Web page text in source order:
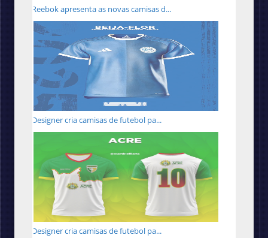
Reebok apresenta as novas camisas d...
Designer cria camisas de futebol pa...
Designer cria camisas de futebol pa...